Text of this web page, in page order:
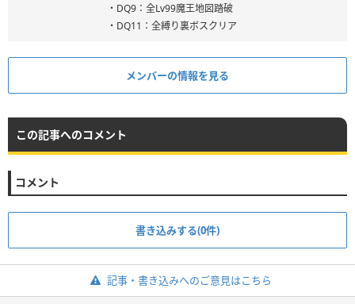
・DQ9：全Lv99魔王地図踏破
・DQ11：全縛り裏ボスクリア
メンバーの情報を見る
この記事へのコメント
コメント
書き込みする(0件)
記事・書き込みへのご意見はこちら